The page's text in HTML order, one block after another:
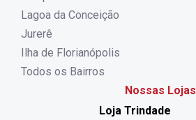
Lagoa da Conceição
Jurerê
Ilha de Florianópolis
Todos os Bairros
Nossas
Loja Trindade